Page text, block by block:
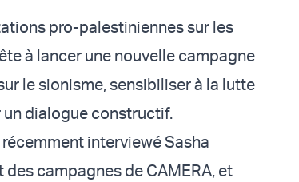
pro-palestiniennes sur les
à lancer une nouvelle campagne
le sionisme, sensibiliser à la lutte
dialogue constructif.
interviewé Sasha
campagnes de CAMERA, et